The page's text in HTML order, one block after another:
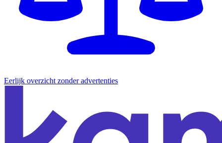
Eerlijk overzicht zonder advertenties